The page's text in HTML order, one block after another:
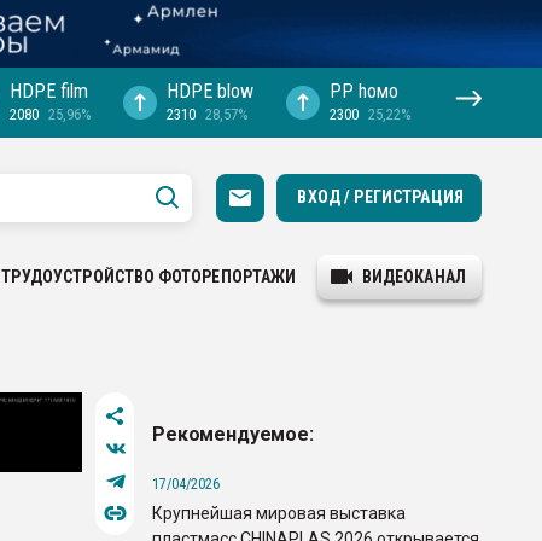
HDPE film
2080 25,96%
HDPE blow
2310 28,57%
PP hомо
2300 25,22%
ВХОД / РЕГИСТРАЦИЯ
ТРУДОУСТРОЙСТВО ФОТОРЕПОРТАЖИ ВИДЕОКАНАЛ
Рекомендуемое:
17/04/2026
Крупнейшая мировая выставка